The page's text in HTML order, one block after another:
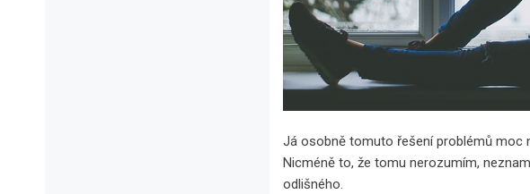
Já osobně tomuto řešení problémů moc
Nicméně to, že tomu nerozumím,
odlišného.